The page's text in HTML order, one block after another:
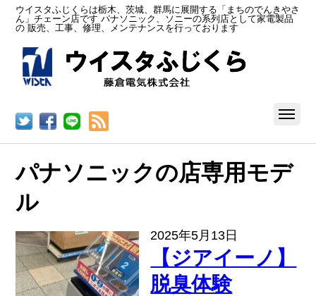
ウイスタふじくらは栃木、茨城、群馬に展開する「まちのでんきやさ
ん」チェーン店です パナソニック、ソニーの系列店として家電製品
の 販売、工事、修理、メンテナンスを行っております
パナソニックの店専用モデ
ル
2025年5月13日
【ジアイーノ】
脱臭体験